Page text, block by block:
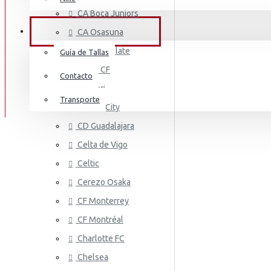
Irán
Estados Unidos
Japón
Países Bajos
Marruecos
Mount
Neymar Jr
Pedri
Ronaldo
Ter Stegen
Vini Jr
SERVICIO AL CLIENTE
Guía de Tallas
Contacto
Transporte
CA Boca Juniors
CA Osasuna
CA River Plate
Cádiz CF
Cagliari
Cardiff City
CD Guadalajara
Celta de Vigo
Celtic
Cerezo Osaka
CF Monterrey
CF Montréal
Charlotte FC
Chelsea